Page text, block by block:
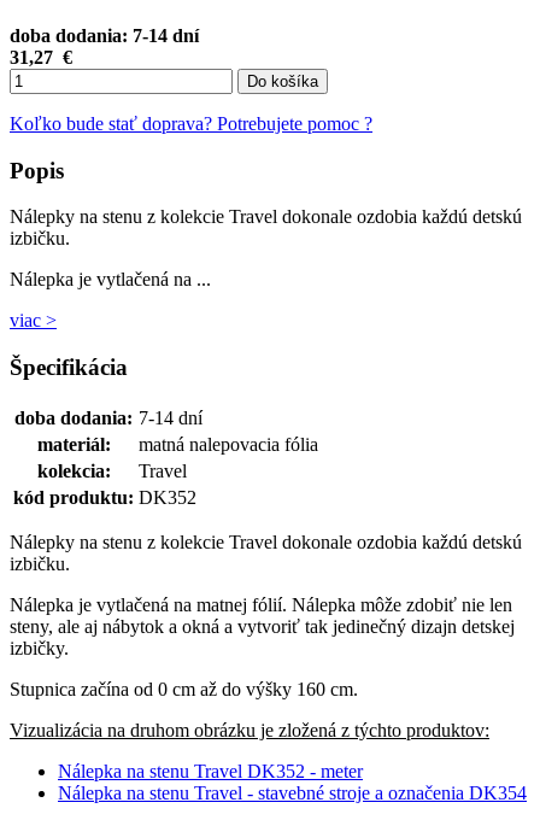
doba dodania: 7-14 dní
31,27 €
Do košíka
Koľko bude stať doprava? Potrebujete pomoc ?
Popis
Nálepky na stenu z kolekcie Travel dokonale ozdobia každú detskú
izbičku.
Nálepka je vytlačená na ...
viac >
Špecifikácia
doba dodania: 7-14 dní
materiál:
matná nalepovacia fólia
kolekcia:
Travel
kód produktu: DK352
Nálepky na stenu z kolekcie Travel dokonale ozdobia každú detskú
izbičku.
Nálepka je vytlačená na matnej fólií. Nálepka môže zdobiť nie len
steny, ale aj nábytok a okná a vytvoriť tak jedinečný dizajn detskej
izbičky.
Stupnica začína od 0 cm až do výšky 160 cm.
Vizualizácia na druhom obrázku je zložená z týchto produktov:
Nálepka na stenu Travel DK352 - meter
Nálepka na stenu Travel - stavebné stroje a označenia DK354